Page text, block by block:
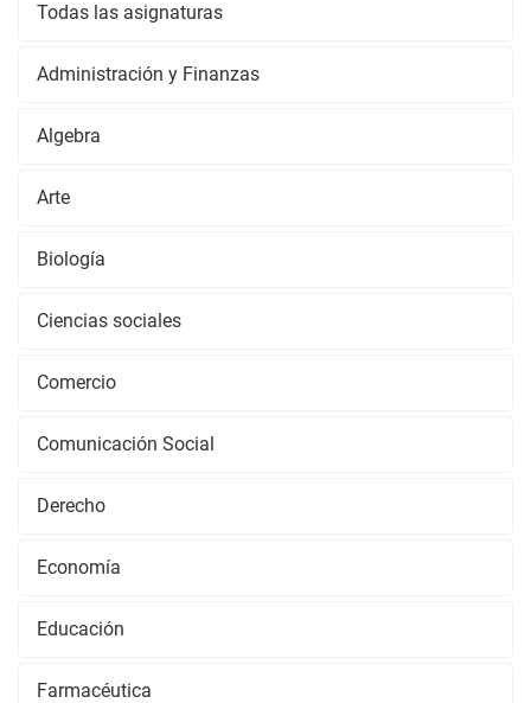
Todas las asignaturas
Administración y Finanzas
Algebra
Arte
Biología
Ciencias sociales
Comercio
Comunicación Social
Derecho
Economía
Educación
Farmacéutica